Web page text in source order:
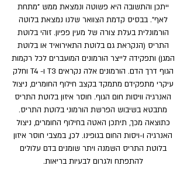
ייתכן והתשובה היא פשוטה ונמצאת ממש "מתחת
לאף". בבסיס קדמת הצוואר שלנו נמצאת בלוטה
הורמונלית בעלת צורה של מעין פפיון. זוהי בלוטת
התריס (הנקראת גם בלוטת התאירואיד או בלוטת
המגן) ותפקידה לייצר הורמונים המועברים לכל רקמות
הגוף דרך הדם. הורמונים אלה נקראים T3 ו- T4 וחלק
עיקרי מתפקידם מתמקד בקצב חילוף החומרים, ניצול
האנרגיה וויסות חום הגוף. חוסר איזון בלוטת התריס
מתבטא בשיבוש הפרשת הורמוני בלוטת התריס.
כתוצאה מכך, תיתכן האטה בחילוף החומרים, ניצול
האנרגיה ו-ויסות החום בגופינו. לכן, במצבי חוסר איזון
בלוטת התריס השמנה ויתר שומנים בדם עלולים
להתפתח ולגרום לבעיות בריאות.